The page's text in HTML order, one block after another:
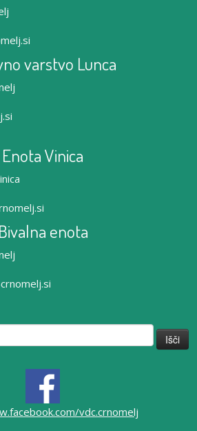
varstvo Lunca
Enota Vinica
Bivalna enota
vdc.crnomelj